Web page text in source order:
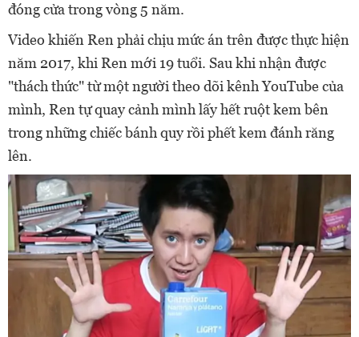
đóng cửa trong vòng 5 năm.
Video khiến Ren phải chịu mức án trên được thực hiện
năm 2017, khi Ren mới 19 tuổi. Sau khi nhận được
"thách thức" từ một người theo dõi kênh YouTube của
mình, Ren tự quay cảnh mình lấy hết ruột kem bên
trong những chiếc bánh quy rồi phết kem đánh răng
lên.